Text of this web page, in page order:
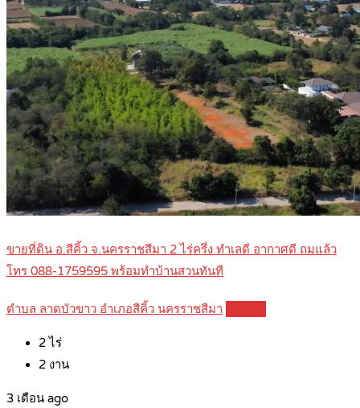
ขายที่ดิน อ.สีคิ้ว จ.นครราชสีมา 2 ไร่ครึ่ง ทำเลดี อากาศดี ถมแล้ว
โทร 088-1759595 พร้อมทำบ้านสวนทันที
ตำบล ลาดบัวขาว อำเภอสีคิ้ว นครราชสีมา
2ไร่
2 งาน
3 เดือน ago